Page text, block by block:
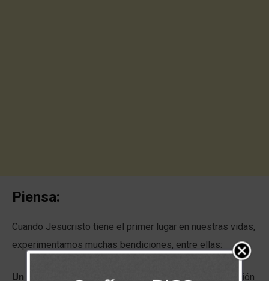
Piensa:
Cuando Jesucristo tiene el primer lugar en nuestras vidas,
experimentamos muchas bendiciones, entre ellas:
Un espíritu reposado.Cuando dirigimos nuestra atención